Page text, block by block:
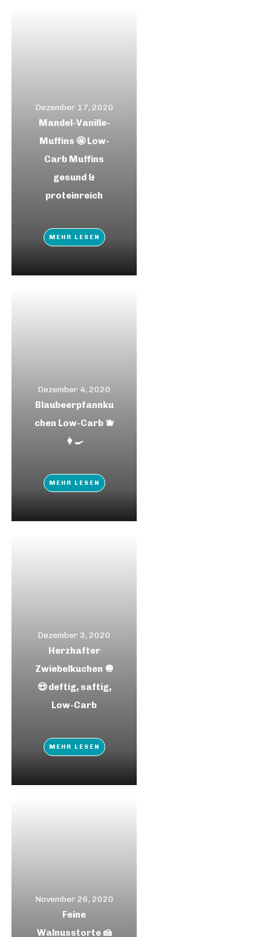
Dezember 17, 2020
Mandel-Vanille-
Muffins 🤩 Low-
Carb Muffins
gesund &
proteinreich
MEHR LESEN
Dezember 4, 2020
Blaubeerpfannku
chen Low-Carb 🫐
👩‍🍳
MEHR LESEN
Dezember 3, 2020
Herzhafter
Zwiebelkuchen 🧅
😍 deftig, saftig,
Low-Carb
MEHR LESEN
November 26, 2020
Feine
Walnusstorte 🍰